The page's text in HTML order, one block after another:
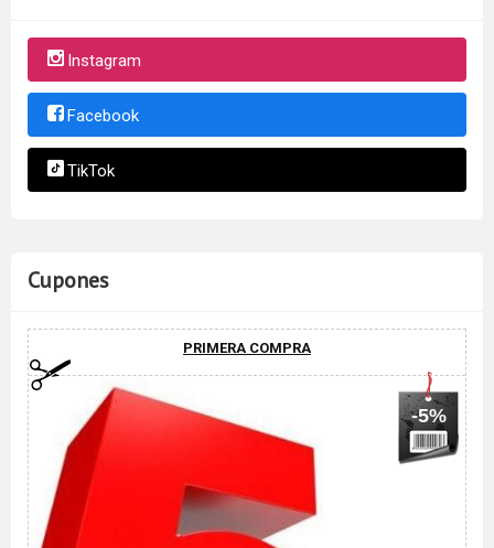
Instagram
Facebook
TikTok
Cupones
PRIMERA COMPRA
-5%